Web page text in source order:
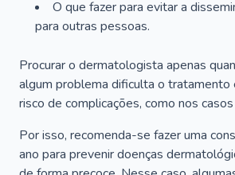
O que fazer para evitar a
para outras pessoas.
Procurar o dermatologista apenas
algum problema dificulta o tratamento
risco de complicações, como nos
Por isso, recomenda-se fazer uma
ano para prevenir doenças